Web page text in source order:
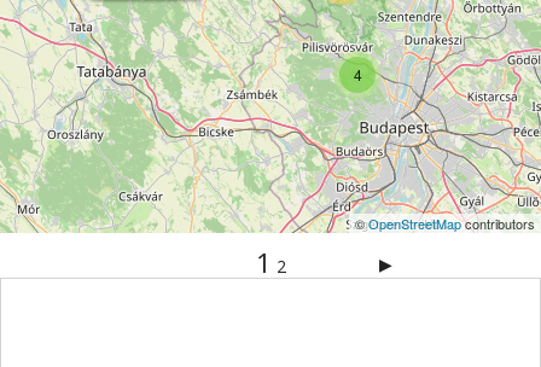
Vértes Veszprém Világörökség Visegrád
Vízesés Zala Zemplén Zselic
4
©OpenStreetMapcontributors
1 2 ▶